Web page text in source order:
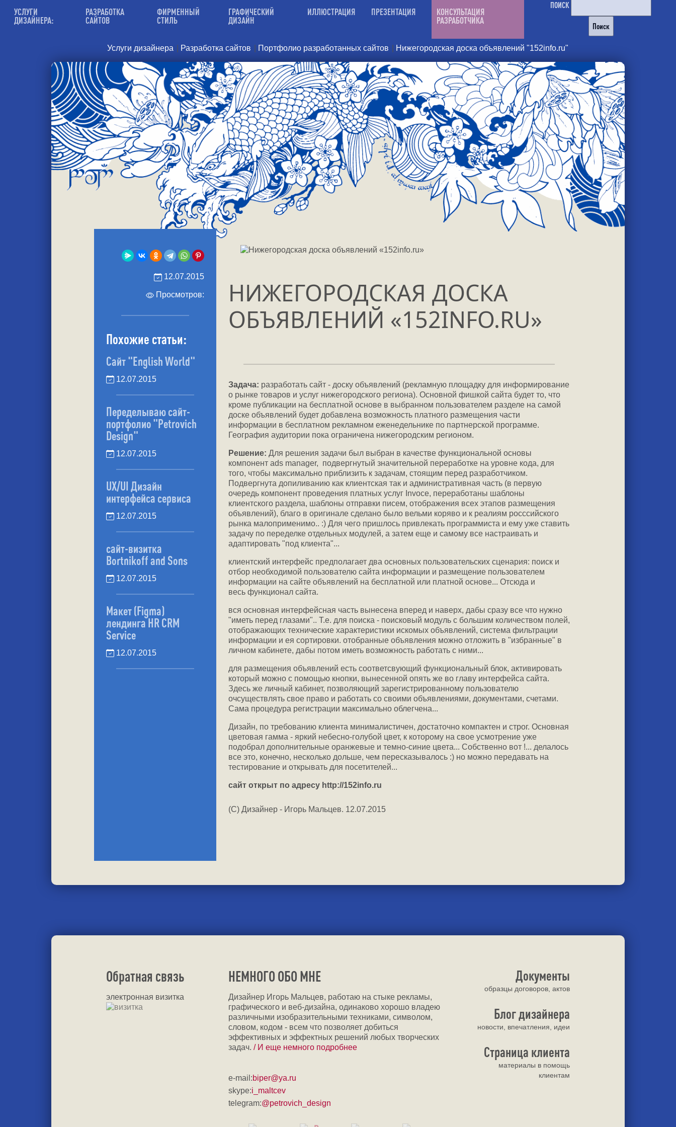
УСЛУГИ
ДИЗАЙНЕРА:
РАЗРАБОТКА
САЙТОВ
ФИРМЕННЫЙ
СТИЛЬ
ГРАФИЧЕСКИЙ
ДИЗАЙН
ИЛЛЮСТРАЦИЯ ПРЕЗЕНТАЦИЯ
КОНСУЛЬТАЦИЯ
РАЗРАБОТЧИКА
ПОИСК
Услуги дизайнера Разработка сайтов Портфолио разработанных сайтов Нижегородская доска объявлений "152info.ru"
12.07.2015
Просмотров:
Похожие статьи:
Сайт "English World"
12.07.2015
Переделываю сайт-
портфолио "Petrovich
Design"
12.07.2015
UX/UI Дизайн
интерфейса сервиса
12.07.2015
сайт-визитка
Bortnikoff and Sons
12.07.2015
Макет (Figma)
лендинга HR CRM
Service
12.07.2015
НИЖЕГОРОДСКАЯ ДОСКА
ОБЪЯВЛЕНИЙ «152INFO.RU»
Задача: разработать сайт - доску объявлений (рекламную площадку для информирование
о рынке товаров и услуг нижегородского региона). Основной фишкой сайта будет то, что
кроме публикации на бесплатной основе в выбранном пользователем разделе на самой
доске объявлений будет добавлена возможность платного размещения части
информации в бесплатном рекламном еженедельнике по партнерской программе.
География аудитории пока ограничена нижегородским регионом.
Решение: Для решения задачи был выбран в качестве функциональной основы
компонент ads manager, подвергнутый значительной переработке на уровне кода, для
того, чтобы максимально приблизить к задачам, стоящим перед разработчиком.
Подвергнута допиливанию как клиентская так и административная часть (в первую
очередь компонент проведения платных услуг Invoce, переработаны шаблоны
клиентского раздела, шаблоны отправки писем, отображения всех этапов размещения
объявлений), благо в оригинале сделано было вельми коряво и к реалиям росссийского
рынка малоприменимо.. :) Для чего пришлось привлекать программиста и ему уже ставить
задачу по переделке отдельных модулей, а затем еще и самому все настраивать и
адаптировать "под клиента"...
клиентский интерфейс предполагает два основных пользовательских сценария: поиск и
отбор необходимой пользователю сайта информации и размещение пользователем
информации на сайте объявлений на бесплатной или платной основе... Отсюда и
весь функционал сайта.
вся основная интерфейсная часть вынесена вперед и наверх, дабы сразу все что нужно
"иметь перед глазами".. Т.е. для поиска - поисковый модуль с большим количеством полей,
отображающих технические характеристики искомых объявлений, система фильтрации
информации и ея сортировки. отобранные объявления можно отложить в "избранные" в
личном кабинете, дабы потом иметь возможность работать с ними...
для размещения объявлений есть соответсвующий функциональный блок, активировать
который можно с помощью кнопки, вынесенной опять же во главу интерфейса сайта.
Здесь же личный кабинет, позволяющий зарегистрированному пользователю
очсуществлять свое право и работать со своими объявлениями, документами, счетами.
Сама процедура регистрации максимально облегчена...
Дизайн, по требованию клиента минималистичен, достаточно компактен и строг. Основная
цветовая гамма - яркий небесно-голубой цвет, к которому на свое усмотрение уже
подобрал дополнительные оранжевые и темно-синие цвета... Собственно вот !... делалось
все это, конечно, несколько дольше, чем пересказывалось :) но можно передавать на
тестирование и открывать для посетителей...
сайт открыт по адресу http://152info.ru
(C) Дизайнер - Игорь Мальцев. 12.07.2015
Обратная связь
электронная визитка
НЕМНОГО ОБО МНЕ
Дизайнер Игорь Мальцев, работаю на стыке рекламы,
графического и веб-дизайна, одинаково хорошо владею
различными изобразительными техниками, символом,
словом, кодом - всем что позволяет добиться
эффективных и эффектных решений любых творческих
задач. / И еще немного подробнее
e-mail:biper@ya.ru
skype:i_maltcev
telegram:@petrovich_design
Документы
образцы договоров, актов
Блог дизайнера
новости, впечатления, идеи
Страница клиента
материалы в помощь
клиентам